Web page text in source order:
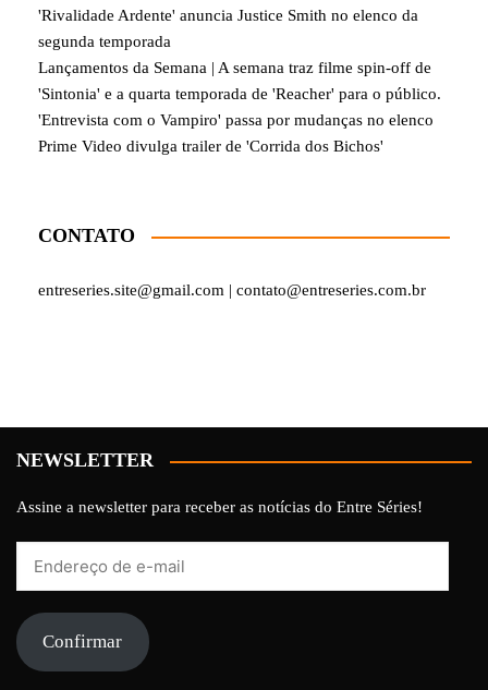
'Rivalidade Ardente' anuncia Justice Smith no elenco da
segunda temporada
Lançamentos da Semana | A semana traz filme spin-off de
'Sintonia' e a quarta temporada de 'Reacher' para o público.
'Entrevista com o Vampiro' passa por mudanças no elenco
Prime Video divulga trailer de 'Corrida dos Bichos'
CONTATO
entreseries.site@gmail.com | contato@entreseries.com.br
NEWSLETTER
Assine a newsletter para receber as notícias do Entre Séries!
mail Confirmar